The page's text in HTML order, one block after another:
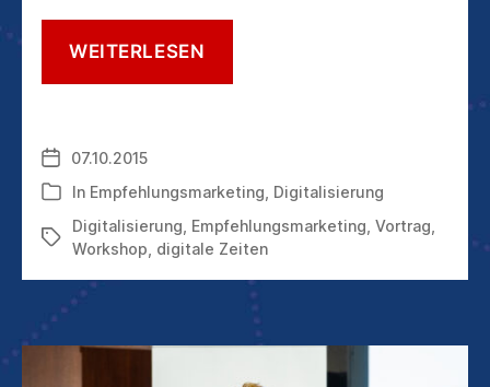
WEITERLESEN
DER
TRANSFORMATION
Veröffentlichungsdatum
07.10.2015
Kategorien
In Empfehlungsmarketing Digitalisierung
Schlagwörter
Digitalisierung Empfehlungsmarketing Vortrag
Workshop digitale Zeiten